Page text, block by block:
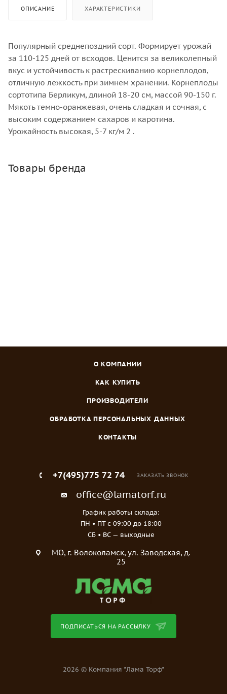
ОПИСАНИЕ ХАРАКТЕРИСТИКИ
Популярный среднепоздний сорт. Формирует урожай
за 110-125 дней от всходов. Ценится за великолепный
вкус и устойчивость к растрескиванию корнеплодов,
отличную лежкость при зимнем хранении. Корнеплоды
сортотипа Берликум, длиной 18-20 см, массой 90-150 г.
Мякоть темно-оранжевая, очень сладкая и сочная, с
высоким содержанием сахаров и каротина.
Урожайность высокая, 5-7 кг/м 2 .
Товары бренда
О КОМПАНИИ
КАК КУПИТЬ
ПРОИЗВОДИТЕЛИ
ОБРАБОТКА ПЕРСОНАЛЬНЫХ ДАННЫХ
КОНТАКТЫ
+7(495)775 72 74 ЗАКАЗАТЬ ЗВОНОК
office@lamatorf.ru
График работы склада:
ПН • ПТ c 09:00 до 18:00
СБ • ВС — выходные
МO, г. Волоколамск, ул. Заводская, д.
25
ПОДПИСАТЬСЯ НА РАССЫЛКУ
2026 © Компания "Лама Торф"